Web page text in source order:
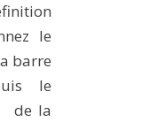
le
barre
le
de la